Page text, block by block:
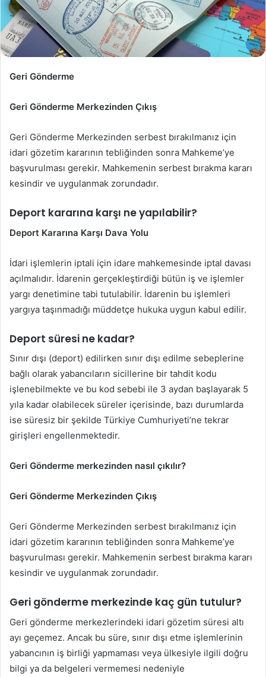
Geri Gönderme
Geri Gönderme Merkezinden Çıkış
Geri Gönderme Merkezinden serbest bırakılmanız için
idari gözetim kararının tebliğinden sonra Mahkeme’ye
başvurulması gerekir. Mahkemenin serbest bırakma kararı
kesindir ve uygulanmak zorundadır.
Deport kararına karşı ne yapılabilir?
Deport Kararına Karşı Dava Yolu
İdari işlemlerin iptali için idare mahkemesinde iptal davası
açılmalıdır. İdarenin gerçekleştirdiği bütün iş ve işlemler
yargı denetimine tabi tutulabilir. İdarenin bu işlemleri
yargıya taşınmadığı müddetçe hukuka uygun kabul edilir.
Deport süresi ne kadar?
Sınır dışı (deport) edilirken sınır dışı edilme sebeplerine
bağlı olarak yabancıların sicillerine bir tahdit kodu
işlenebilmekte ve bu kod sebebi ile 3 aydan başlayarak 5
yıla kadar olabilecek süreler içerisinde, bazı durumlarda
ise süresiz bir şekilde Türkiye Cumhuriyeti’ne tekrar
girişleri engellenmektedir.
Geri Gönderme merkezinden nasıl çıkılır?
Geri Gönderme Merkezinden Çıkış
Geri Gönderme Merkezinden serbest bırakılmanız için
idari gözetim kararının tebliğinden sonra Mahkeme’ye
başvurulması gerekir. Mahkemenin serbest bırakma kararı
kesindir ve uygulanmak zorundadır.
Geri gönderme merkezinde kaç gün tutulur?
Geri gönderme merkezlerindeki idari gözetim süresi altı
ayı geçemez. Ancak bu süre, sınır dışı etme işlemlerinin
yabancının iş birliği yapmaması veya ülkesiyle ilgili doğru
bilgi ya da belgeleri vermemesi nedeniyle